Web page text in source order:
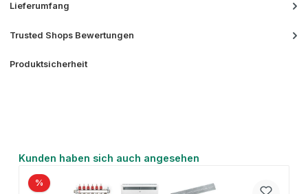
Lieferumfang
Trusted Shops Bewertungen
Produktsicherheit
Produktgalerie überspringen
Kunden haben sich auch angesehen
%